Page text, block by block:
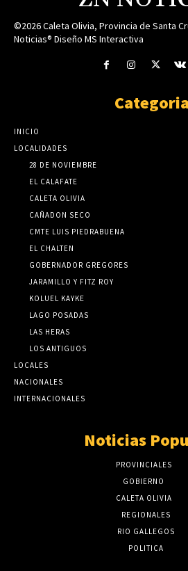
©2026 Caleta Olivia, Provincia de Santa
Noticias® Diseño MS Interactiva
INICIO
LOCALIDADES
28 DE NOVIEMBRE
EL CALAFATE
CALETA OLIVIA
CAÑADON SECO
CMTE LUIS PIEDRABUENA
EL CHALTEN
GOBERNADOR GREGORES
JARAMILLO Y FITZ ROY
KOLUEL KAYKE
LAGO POSADAS
LAS HERAS
LOS ANTIGUOS
LOCALES
NACIONALES
INTERNACIONALES
Noticias
PROVINCIALES
GOBIERNO
CALETA OLIVIA
REGIONALES
RIO GALLEGOS
POLITICA